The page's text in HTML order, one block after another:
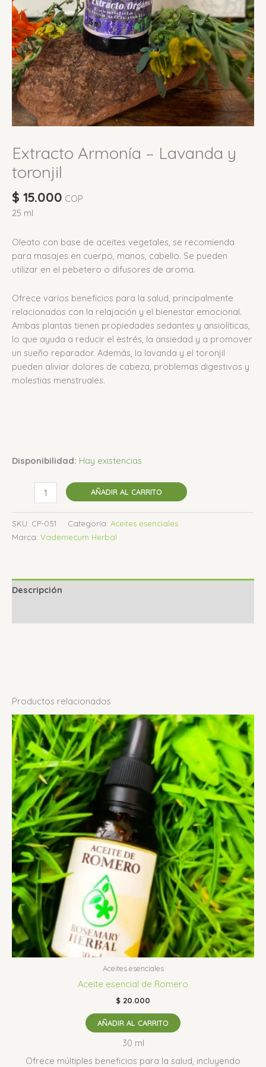
Extracto Armonía – Lavanda y
toronjil
$ 15.000 COP
25 ml
Oleato con base de aceites vegetales, se recomienda
para masajes en cuerpo, manos, cabello. Se pueden
utilizar en el pebetero o difusores de aroma.
Ofrece varios beneficios para la salud, principalmente
relacionados con la relajación y el bienestar emocional.
Ambas plantas tienen propiedades sedantes y ansiolíticas,
lo que ayuda a reducir el estrés, la ansiedad y a promover
un sueño reparador. Además, la lavanda y el toronjil
pueden aliviar dolores de cabeza, problemas digestivos y
molestias menstruales.
Disponibilidad: Hay existencias
AÑADIR AL CARRITO
SKU: CP-051 Categoría: Aceites esenciales
Marca: Vademecum Herbal
Descripción
Productos relacionados
Aceites esenciales
Aceite esencial de Romero
$ 20.000
AÑADIR AL CARRITO
30 ml
Ofrece múltiples beneficios para la salud, incluyendo